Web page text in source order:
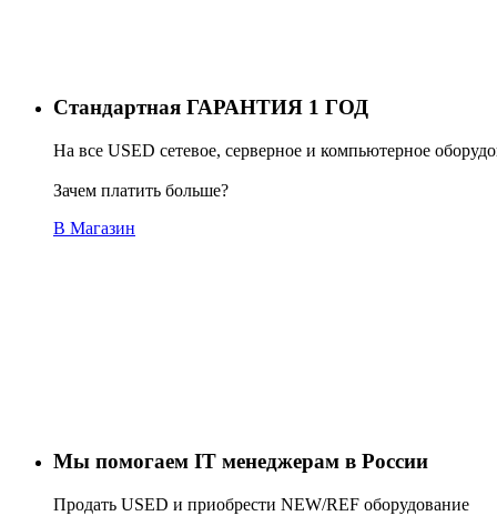
Стандартная ГАРАНТИЯ 1 ГОД
На все USED сетевое, серверное и компьютерное
Зачем платить больше?
В Магазин
Мы помогаем IT менеджерам в России
Продать USED и приобрести NEW/REF оборудование